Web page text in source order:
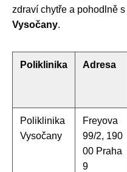
zdraví chytře a pohodlně s
Vysočany.
Poliklinika Adresa
Poliklinika
Vysočany
Freyova
99/2, 190
00 Praha
9